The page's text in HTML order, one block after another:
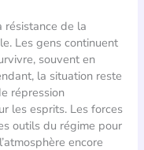
résistance de la
Les gens continuent
souvent en
la situation reste
répression
les esprits. Les forces
outils du régime pour
encore